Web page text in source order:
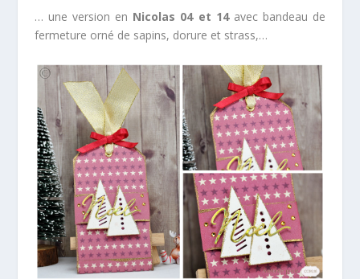
… une version en Nicolas 04 et 14avec bandeau de
fermeture orné de sapins, dorure et strass,…